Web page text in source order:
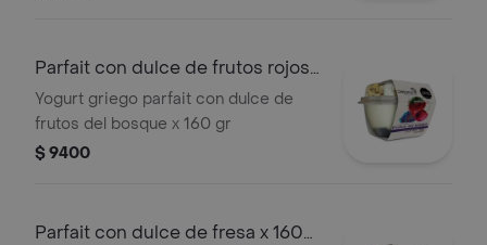
Parfait con dulce de frutos rojos
x160gr
Yogurt griego parfait con dulce de
frutos del bosque x 160 gr
$ 9400
Parfait con dulce de fresa x 160